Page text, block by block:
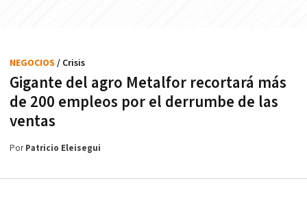
Gigante del agro Metalfor recortará más
de 200 empleos por el derrumbe de las
ventas
NEGOCIOS / Crisis
PorPatricio Eleisegui